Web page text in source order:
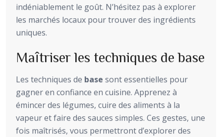
indéniablement le goût. N’hésitez pas à explorer
les marchés locaux pour trouver des ingrédients
uniques.
Maîtriser les techniques de base
Les techniques de base sont essentielles pour
gagner en confiance en cuisine. Apprenez à
émincer des légumes, cuire des aliments à la
vapeur et faire des sauces simples. Ces gestes, une
fois maîtrisés, vous permettront d’explorer des